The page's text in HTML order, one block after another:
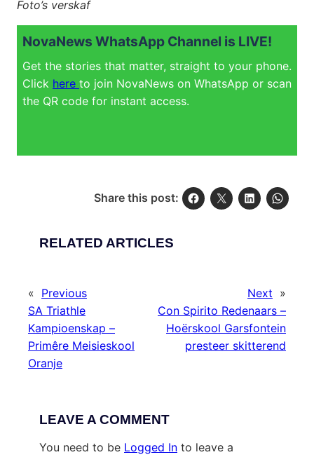
Foto’s verskaf
NovaNews WhatsApp Channel is LIVE!
Get the stories that matter, straight to your phone.
Click here to join NovaNews on WhatsApp or scan
the QR code for instant access.
Share this post:
RELATED ARTICLES
« Previous
SA Triathle
Kampioenskap –
Primêre Meisieskool
Oranje
Next »
Con Spirito Redenaars –
Hoërskool Garsfontein
presteer skitterend
LEAVE A COMMENT
You need to be Logged In to leave a